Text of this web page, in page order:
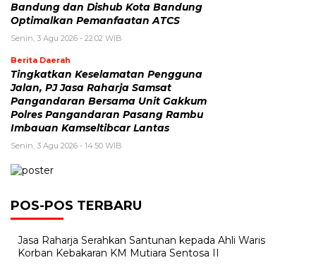
Bandung dan Dishub Kota Bandung
Optimalkan Pemanfaatan ATCS
Senin, 3 Agu 2026 - 22:02 WIB
Berita Daerah
Tingkatkan Keselamatan Pengguna
Jalan, PJ Jasa Raharja Samsat
Pangandaran Bersama Unit Gakkum
Polres Pangandaran Pasang Rambu
Imbauan Kamseltibcar Lantas
Senin, 3 Agu 2026 - 14:50 WIB
POS-POS TERBARU
Jasa Raharja Serahkan Santunan kepada Ahli Waris
Korban Kebakaran KM Mutiara Sentosa II